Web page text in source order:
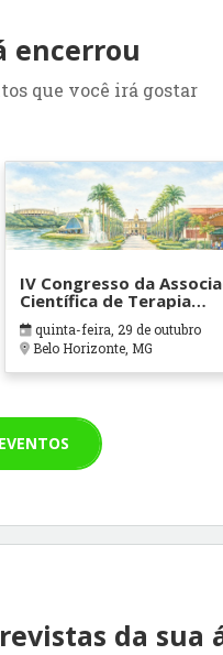
encerrou
que você irá gostar
IV Congresso da
Científica de Terapia
Ocupacional em
Hospitalares e Cuidados
Paliativos - ATOHOSP
quinta-feira, 29 de outubro
Belo Horizonte, MG
da sua